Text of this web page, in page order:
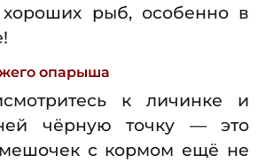
хороших рыб, особенно в
опарыша
к личинке и
чёрную точку — это
мешочек с кормом ещё не